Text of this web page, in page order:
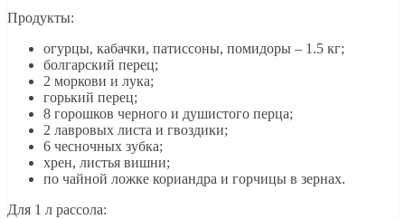
Продукты:
огурцы, кабачки, патиссоны, помидоры – 1.5 кг;
болгарский перец;
2 моркови и лука;
горький перец;
8 горошков черного и душистого перца;
2 лавровых листа и гвоздики;
6 чесночных зубка;
хрен, листья вишни;
по чайной ложке кориандра и горчицы в зернах.
Для 1 л рассола: